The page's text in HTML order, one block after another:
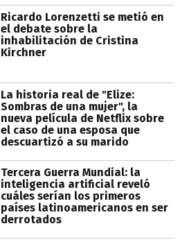
Ricardo Lorenzetti se metió en
el debate sobre la
inhabilitación de Cristina
Kirchner
La historia real de "Elize:
Sombras de una mujer", la
nueva película de Netflix sobre
el caso de una esposa que
descuartizó a su marido
Tercera Guerra Mundial: la
inteligencia artificial reveló
cuáles serían los primeros
países latinoamericanos en ser
derrotados